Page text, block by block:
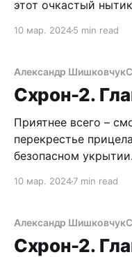
этот очкастый
тренировками, а не
не поднимать
захлопни пасть,
10 мар. 20245 min read
Александр Шишковчук
Схрон-2.
Приятнее всего –
перекрестье
безопасном
пендосов. Передают
очкарика.
приоткрыт. Мы с
10 мар. 20247 min read
Александр Шишковчук
Схрон-2.